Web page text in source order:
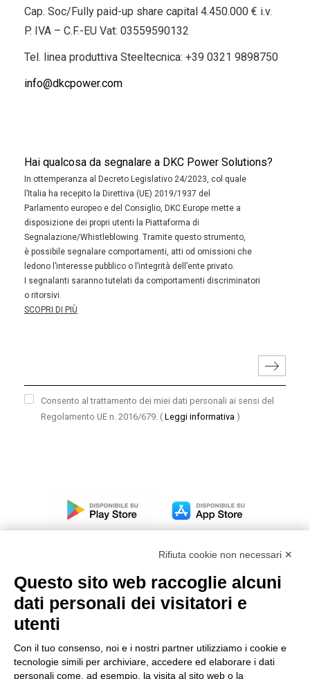
Cap. Soc/Fully paid-up share capital 4.450.000 € i.v.
P. IVA – C.F.-EU Vat: 03559590132
Tel. linea produttiva Steeltecnica: +39 0321 9898750
info@dkcpower.com
Hai qualcosa da segnalare a DKC Power Solutions?
In ottemperanza al Decreto Legislativo 24/2023, col quale
l’Italia ha recepito la Direttiva (UE) 2019/1937 del
Parlamento europeo e del Consiglio, DKC Europe mette a
disposizione dei propri utenti la Piattaforma di
Segnalazione/Whistleblowing. Tramite questo strumento,
è possibile segnalare comportamenti, atti od omissioni che
ledono l’interesse pubblico o l’integrità dell’ente privato.
I segnalanti saranno tutelati da comportamenti discriminatori
o ritorsivi.
SCOPRI DI PIÙ
Consento al trattamento dei miei dati personali ai sensi del
Regolamento UE n. 2016/679. ( Leggi informativa )
Modello organizzativo, gestione e controllo – D. lgs.
Condizioni generali di vendita DKC Europe
Condizioni generali di vendita DKC Power Solutions
Rifiuta cookie non necessari ✕
Questo sito web raccoglie alcuni
dati personali dei visitatori e
utenti
Con il tuo consenso, noi e i nostri partner utilizziamo i cookie e
tecnologie simili per archiviare, accedere ed elaborare i dati
personali come, ad esempio, la visita al sito web o la